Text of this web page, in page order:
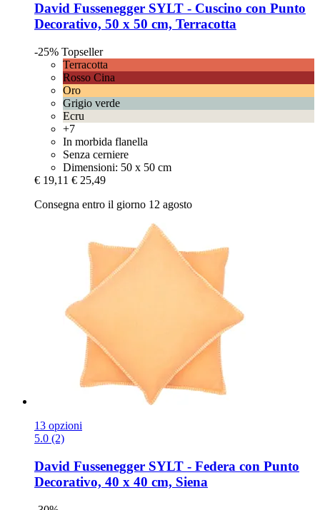
David Fussenegger SYLT -​ Cuscino con Punto
Decorativo, 50 x 50 cm, Terracotta
-25% Topseller
Terracotta
Rosso Cina
Oro
Grigio verde
Ecru
+7
In morbida flanella
Senza cerniere
Dimensioni: 50 x 50 cm
€ 19,11 € 25,49
Consegna entro il giorno 12 agosto
13 opzioni
5.0 (2)
David Fussenegger SYLT -​ Federa con Punto
Decorativo, 40 x 40 cm, Siena